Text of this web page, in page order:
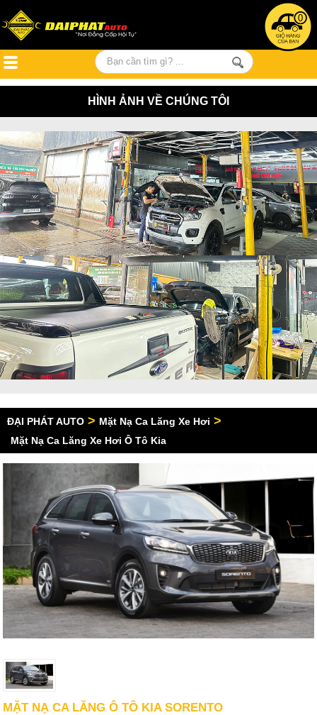
0
HÌNH ẢNH VỀ CHÚNG TÔI
ĐẠI PHÁT AUTO > Mặt Nạ Ca Lăng Xe Hơi >
Mặt Nạ Ca Lăng Xe Hơi Ô Tô Kia
MẶT NẠ CA LĂNG Ô TÔ KIA SORENTO